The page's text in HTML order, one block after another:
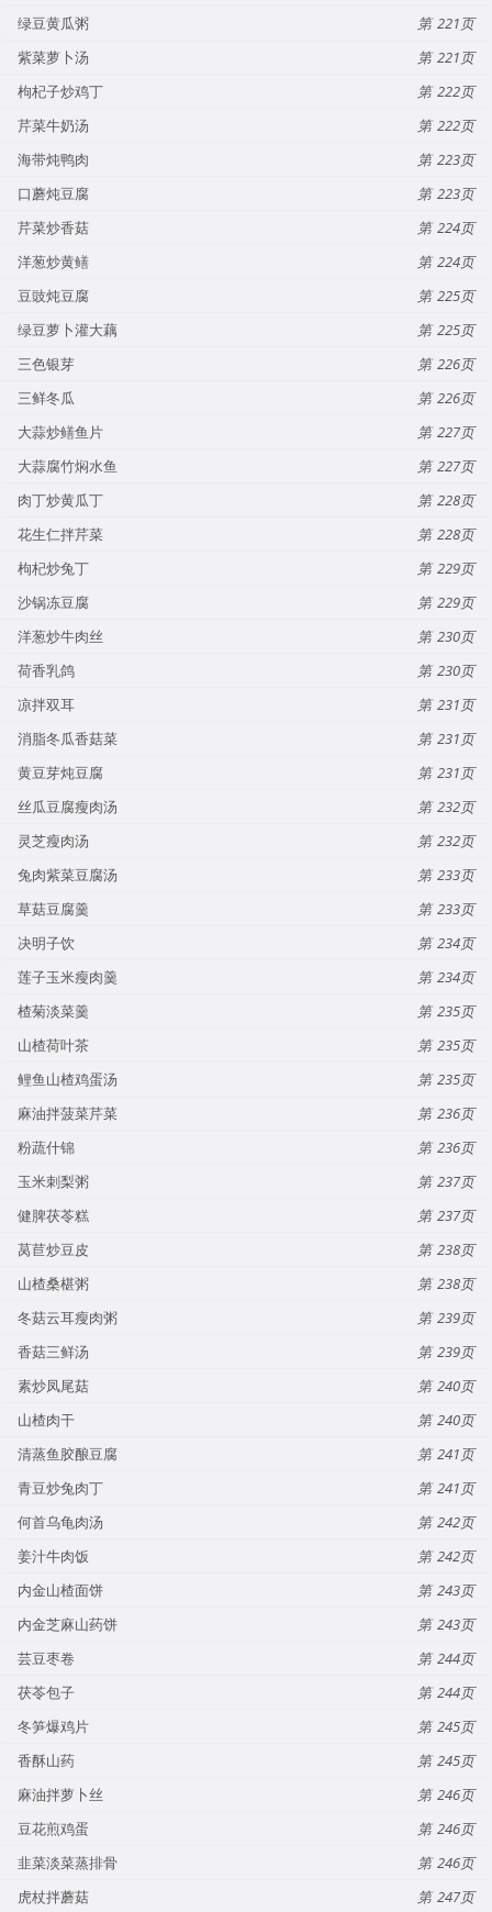
绿豆黄瓜粥
221
紫菜萝卜汤
221
枸杞子炒鸡丁
222
芹菜牛奶汤
222
海带炖鸭肉
223
口蘑炖豆腐
223
芹菜炒香菇
224
洋葱炒黄鳝
224
豆豉炖豆腐
225
绿豆萝卜灌大藕
225
三色银芽
226
三鲜冬瓜
226
大蒜炒鳝鱼片
227
大蒜腐竹焖水鱼
227
肉丁炒黄瓜丁
228
花生仁拌芹菜
228
枸杞炒兔丁
229
沙锅冻豆腐
229
洋葱炒牛肉丝
230
荷香乳鸽
230
凉拌双耳
231
消脂冬瓜香菇菜
231
黄豆芽炖豆腐
231
丝瓜豆腐瘦肉汤
232
灵芝瘦肉汤
232
兔肉紫菜豆腐汤
233
草菇豆腐羹
233
决明子饮
234
莲子玉米瘦肉羹
234
楂菊淡菜羹
235
山楂荷叶茶
235
鲤鱼山楂鸡蛋汤
235
麻油拌菠菜芹菜
236
粉蔬什锦
236
玉米刺梨粥
237
健脾茯苓糕
237
莴苣炒豆皮
238
山楂桑椹粥
238
冬菇云耳瘦肉粥
239
香菇三鲜汤
239
素炒凤尾菇
240
山楂肉干
240
清蒸鱼胶酿豆腐
241
青豆炒兔肉丁
241
何首乌龟肉汤
242
姜汁牛肉饭
242
内金山楂面饼
243
内金芝麻山药饼
243
芸豆枣卷
244
茯苓包子
244
冬笋爆鸡片
245
香酥山药
245
麻油拌萝卜丝
246
豆花煎鸡蛋
246
韭菜淡菜蒸排骨
246
虎杖拌蘑菇
247